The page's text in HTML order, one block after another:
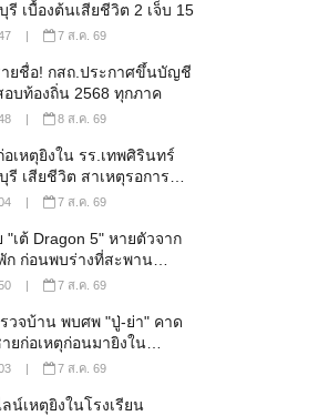
เบื้องต้นเสียชีวิต 2 เจ็บ 15
| 7 ส.ค. 69
ายชื่อ! กสถ.ประกาศขึ้นบัญชี
อบท้องถิ่น 2568 ทุกภาค
| 8 ส.ค. 69
อเหตุยิงใน รร.เทพศิรินทร์
รี เสียชีวิต สาเหตุรอการ
| 7 ส.ค. 69
"เต้ Dragon 5" หายตัวจาก
ก ก่อนพบร่างที่สะพาน
ม 7| 7 ส.ค. 69
วจบ้าน พบศพ "ปู่-ย่า" คาด
ายก่อเหตุก่อนมายิงใน
พศิรินทร์นนทบุรี
| 7 ส.ค. 69
น์เหตุยิงในโรงเรียน